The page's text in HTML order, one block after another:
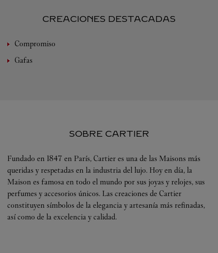
CREACIONES DESTACADAS
Compromiso
Gafas
SOBRE CARTIER
Fundado en 1847 en París, Cartier es una de las Maisons más
queridas y respetadas en la industria del lujo. Hoy en día, la
Maison es famosa en todo el mundo por sus joyas y relojes, sus
perfumes y accesorios únicos. Las creaciones de Cartier
constituyen símbolos de la elegancia y artesanía más refinadas,
así como de la excelencia y calidad.